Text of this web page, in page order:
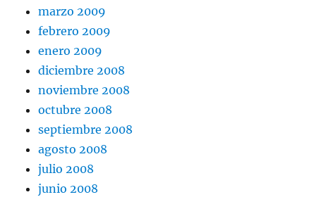
marzo 2009
febrero 2009
enero 2009
diciembre 2008
noviembre 2008
octubre 2008
septiembre 2008
agosto 2008
julio 2008
junio 2008